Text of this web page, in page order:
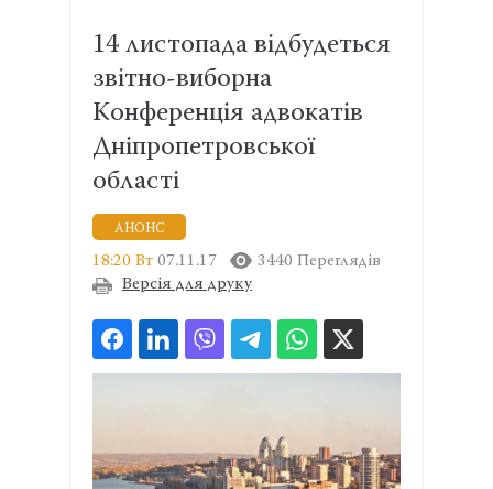
14 листопада відбудеться
звітно-виборна
Конференція адвокатів
Дніпропетровської
області
АНОНС
18:20 Вт 07.11.17
3440 Переглядів
Версія для друку